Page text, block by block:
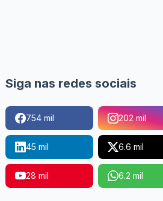
Siga nas redes sociais
754 mil 202 mil
45 mil 6.6 mil
28 mil 6.2 mil